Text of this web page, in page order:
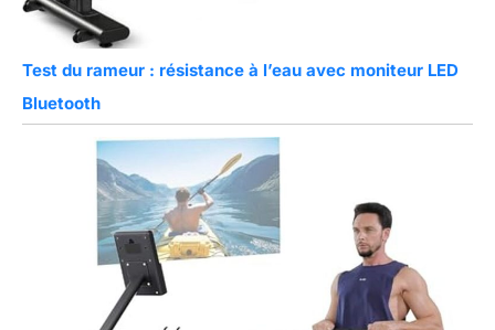
Test du rameur : résistance à l’eau avec moniteur LED
Bluetooth